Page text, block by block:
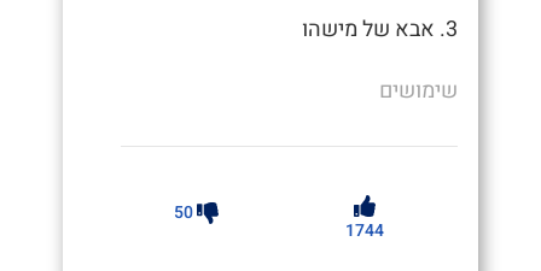
3. אבא של מישהו
שימושים
1744
50